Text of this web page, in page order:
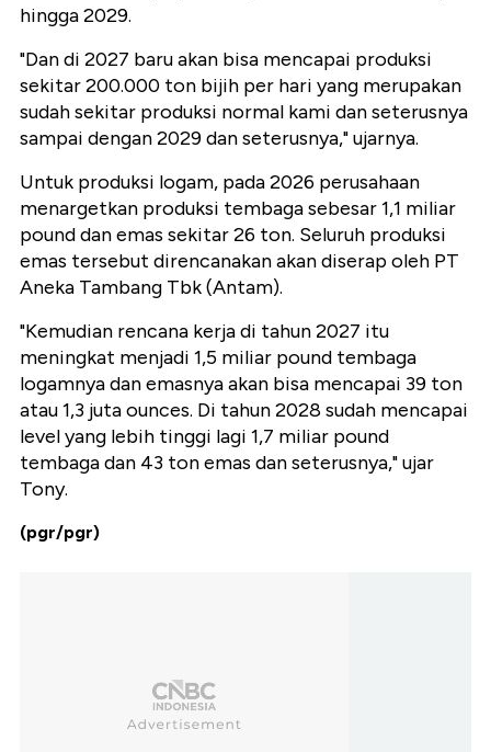
hingga 2029.
"Dan di 2027 baru akan bisa mencapai produksi
sekitar 200.000 ton bijih per hari yang merupakan
sudah sekitar produksi normal kami dan seterusnya
sampai dengan 2029 dan seterusnya," ujarnya.
Untuk produksi logam, pada 2026 perusahaan
menargetkan produksi tembaga sebesar 1,1 miliar
pound dan emas sekitar 26 ton. Seluruh produksi
emas tersebut direncanakan akan diserap oleh PT
Aneka Tambang Tbk (Antam).
"Kemudian rencana kerja di tahun 2027 itu
meningkat menjadi 1,5 miliar pound tembaga
logamnya dan emasnya akan bisa mencapai 39 ton
atau 1,3 juta ounces. Di tahun 2028 sudah mencapai
level yang lebih tinggi lagi 1,7 miliar pound
tembaga dan 43 ton emas dan seterusnya," ujar
Tony.
(pgr/pgr)